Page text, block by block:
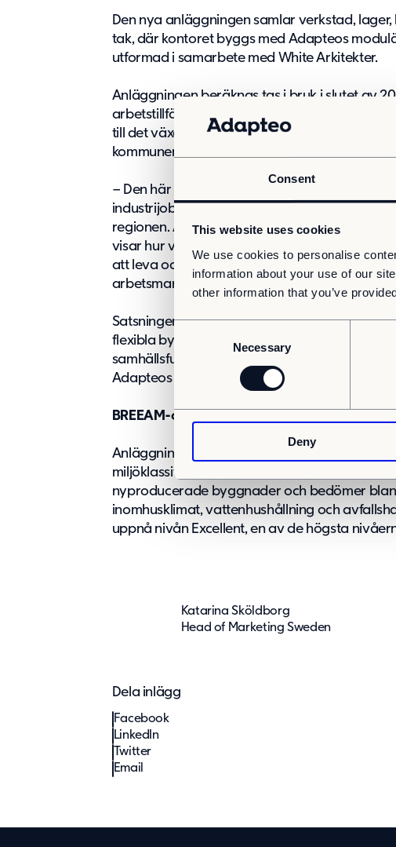
Consent
This website uses cookies
We use cookies to personalise
information about your use of our
other information that you’ve
C
n
n
S
e
l
e
c
Necessary
Deny
Den nya anläggningen samlar verkstad,
tak, där kontoret byggs med Adapteos
utformad i samarbete med White Arkitekter.
Anläggningen beräknas tas i bruk i slutet av
arbetstillfällen vid invigningen och successivt
till det växande bostadsområdet Fullerö Hage,
kommunens utveckling av området.
– Den här etableringen är ett välkommet
industrijobb stärker både den lokala
regionen. Att det sker i Fullerö, i direkt
visar hur vi kan förena hållbar stadsutveckling
att leva och arbeta på samma plats, säger
arbetsmarknadsnämndens ordförande i
Satsningen gör det möjligt för Adapteo att
flexibla byggnader för skolor, förskolor, kontor,
samhällsfunktioner där behoven snabbt
Adapteos roll i samhällets omställning till ett
BREEAM-certifierat bygge
Anläggningen kommer vara BREEAM-
miljöklassificering som ställer höga krav.
nyproducerade byggnader och bedömer
inomhusklimat, vattenhushållning och
uppnå nivån Excellent, en av de högsta
Katarina Sköldborg
Head of Marketing Sweden
Dela inlägg
Facebook
LinkedIn
Twitter
Email